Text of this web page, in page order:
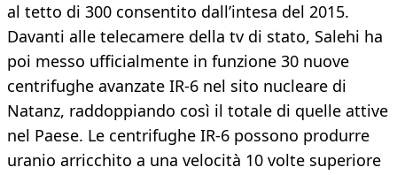
al tetto di 300 consentito dall’intesa del 2015.
Davanti alle telecamere della tv di stato, Salehi ha
poi messo ufficialmente in funzione 30 nuove
centrifughe avanzate IR-6 nel sito nucleare di
Natanz, raddoppiando così il totale di quelle attive
nel Paese. Le centrifughe IR-6 possono produrre
uranio arricchito a una velocità 10 volte superiore